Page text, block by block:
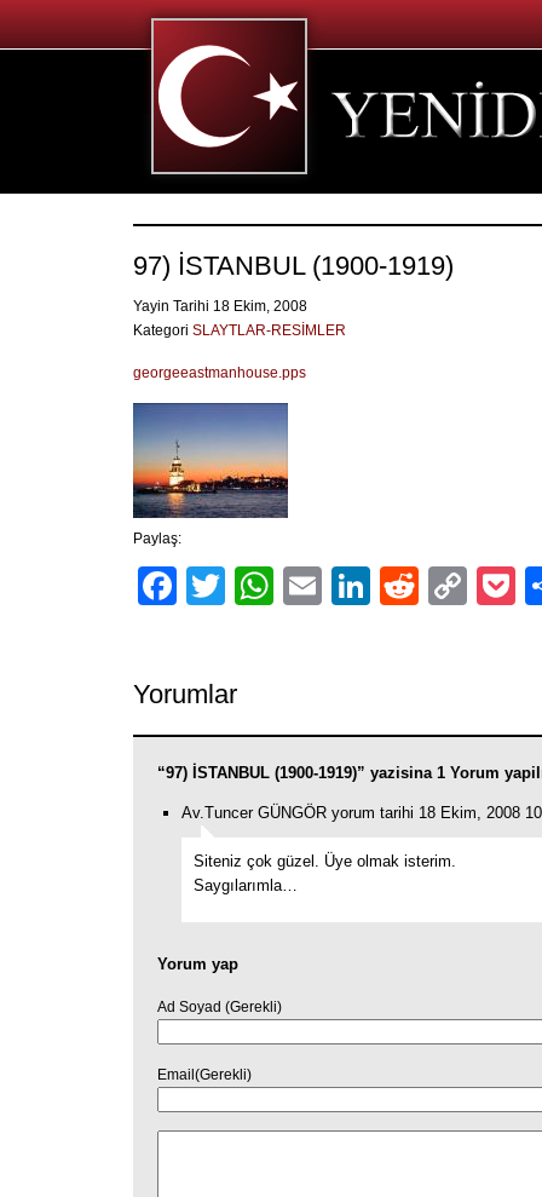
97) İSTANBUL (1900-1919)
Yayin Tarihi 18 Ekim, 2008
Kategori SLAYTLAR-RESİMLER
georgeeastmanhouse.pps
Paylaş:
Facebook
TwitterWhatsApp
EmailLinkedIn
Reddit
Yorumlar
“97) İSTANBUL (1900-1919)” yazisina 1 Yorum
Av.Tuncer GÜNGÖR yorum tarihi 18 Ekim, 2008
Siteniz çok güzel. Üye olmak isterim.
Saygılarımla…
Yorum yap
Ad Soyad (Gerekli)
Email(Gerekli)